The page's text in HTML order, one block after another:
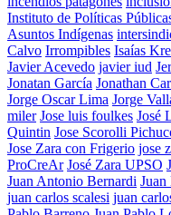
Instituto de Políticas
Asuntos Indígenas
Calvo Irrompibles Isaías
Javier Acevedo javier iud
Jonatan García Jonathan
Jorge Oscar Lima Jorge
miler Jose luis foulkes José
Quintin Jose Scorolli
Jose Zara con Frigerio jose
ProCreAr José Zara UPSO
Juan Antonio Bernardi Juan
juan carlos scalesi juan